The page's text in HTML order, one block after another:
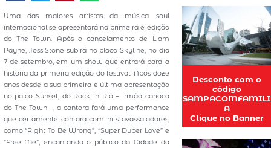
Uma das maiores artistas da música soul
internacional se apresentará na primeira e edição
do The Town. Após o cancelamento de Liam
Payne, Joss Stone subirá no placo Skyline, no dia
7 de setembro, em um show que entrará para a
história da primeira edição do festival. Após doze
anos desde a sua primeira e última apresentação
no palco Sunset, do Rock in Rio – irmão carioca
do The Town –, a cantora fará uma performance
que certamente contará com hits avassaladores,
como “Right To Be Wrong”, “Super Duper Love” e
“Free Me”, encantando o público da Cidade da
Desconto com o
código
SAMPACOMFAMILI
A
Clique no Banner